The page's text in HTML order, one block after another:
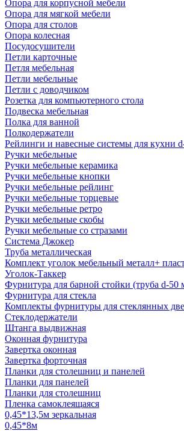
Опора для корпусной мебели
Опора для мягкой мебели
Опора для столов
Опора колесная
Посудосушители
Петли карточные
Петля мебельная
Петли мебельные
Петли с доводчиком
Розетка для компьютерного стола
Подвеска мебельная
Полка для ванной
Полкодержатели
Рейлинги и навесные системы для кухни
Ручки мебельные
Ручки мебельные керамика
Ручки мебельные кнопки
Ручки мебельные рейлинг
Ручки мебельные торцевые
Ручки мебельные ретро
Ручки мебельные скобы
Ручки мебельные со стразами
Система Джокер
Труба металлическая
Комплект уголок мебельный металл+
Уголок-Таккер
Фурнитура для барной стойки (труба d-50
Фурнитура для стекла
Комплекты фурнитуры для стеклянных
Стеклодержатели
Штанга выдвижная
Оконная фурнитура
Завертка оконная
Завертка форточная
Планки для столешниц и панелей
Планки для панелей
Планки для столешниц
Пленка самоклеящаяся
0,45*13,5м зеркальная
0,45*8м